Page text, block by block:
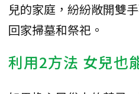
兒的家庭，紛紛敞開雙
回家掃墓和祭祀。
利用2方法 女兒也